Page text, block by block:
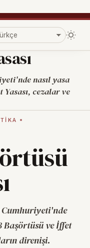
nasıl yasa
cezalar ve
Başörtüsü ve İffet
direnişi.